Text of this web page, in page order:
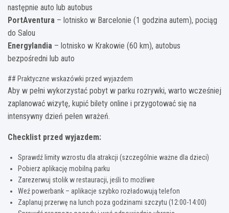
następnie auto lub autobus
PortAventura – lotnisko w Barcelonie (1 godzina autem), pociąg
do Salou
Energylandia – lotnisko w Krakowie (60 km), autobus
bezpośredni lub auto
## Praktyczne wskazówki przed wyjazdem
Aby w pełni wykorzystać pobyt w parku rozrywki, warto wcześniej
zaplanować wizytę, kupić bilety online i przygotować się na
intensywny dzień pełen wrażeń.
Checklist przed wyjazdem:
Sprawdź limity wzrostu dla atrakcji (szczególnie ważne dla dzieci)
Pobierz aplikację mobilną parku
Zarezerwuj stolik w restauracji, jeśli to możliwe
Weź powerbank – aplikacje szybko rozładowują telefon
Zaplanuj przerwę na lunch poza godzinami szczytu (12:00-14:00)